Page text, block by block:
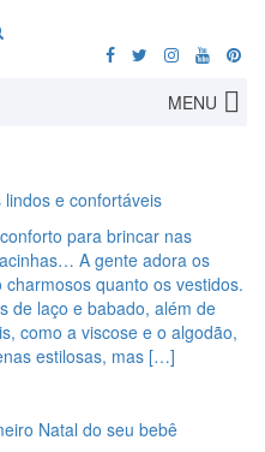
MENU
e confortáveis
para brincar nas
A gente adora os
quanto os vestidos.
de laço e babado, além de
como a viscose e o algodão,
estilosas, mas […]
Natal do seu bebê